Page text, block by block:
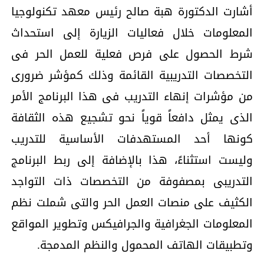
أشارت الدكتورة هبة صالح رئيس معهد تكنولوجيا
المعلومات خلال فعاليات الزيارة إلى استحداث
شرط الحصول على فرص فعلية للعمل الحر فى
التخصصات التدريبية القائمة وذلك كمؤشر ضرورى
من مؤشرات إنهاء التدريب فى هذا البرنامج الأمر
الذى يمثل دافعاً قوياً نحو تشجيع هذه الثقافة
كونها أحد المستهدفات الأساسية للتدريب
وليست استثناءً، هذا بالإضافة إلى ربط البرنامج
التدريبى بمصفوفة من التخصصات ذات التواجد
الكثيف على منصات العمل الحر والتى شملت نظم
المعلومات الجغرافية والجرافيكس وتطوير المواقع
وتطبيقات الهاتف المحمول والنظم المدمجة.